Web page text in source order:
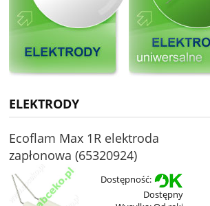
ELEKTRODY
Ecoflam Max 1R elektroda
zapłonowa (65320924)
Dostępność:
Dostępny